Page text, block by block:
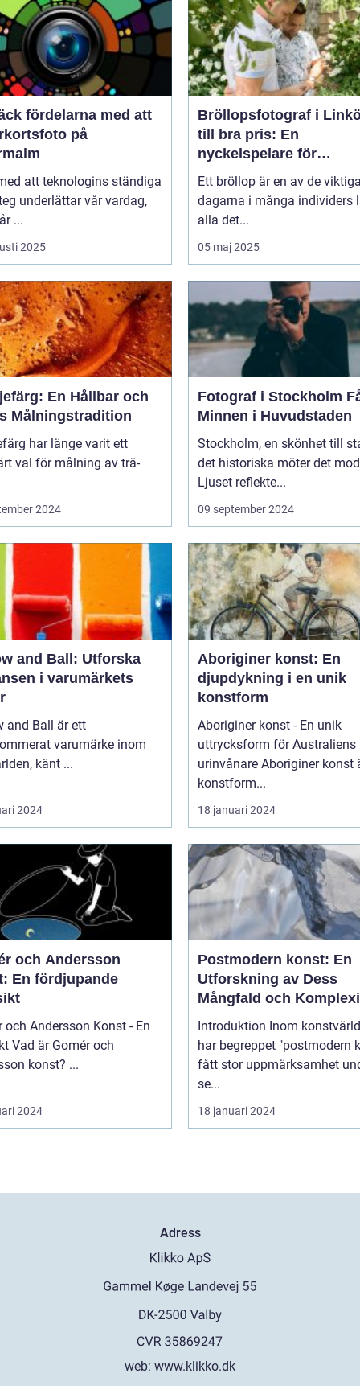
fördelarna med att
på
att teknologins ständiga
underlättar vår vardag,
...
2025
Bröllopsfotograf i
till bra pris: En
nyckelspelare för
oförglömliga minnen
Ett bröllop är en av de
dagarna i många individers
alla det...
05 maj 2025
En Hållbar och
Målningstradition
har länge varit ett
val för målning av trä-
2024
Fotograf i Stockholm Fånga
Minnen i Huvudstaden
Stockholm, en skönhet till
det historiska möter det
Ljuset reflekte...
09 september 2024
and Ball: Utforska
i varumärkets
and Ball är ett
varumärke inom
känt ...
2024
Aboriginer konst: En
djupdykning i en unik
konstform
Aboriginer konst - En unik
uttrycksform för Australiens
urinvånare Aboriginer konst är en
konstform...
18 januari 2024
och Andersson
En fördjupande
och Andersson Konst - En
och
Andersson konst? ...
2024
Postmodern konst: En
Utforskning av Dess
Mångfald och
Introduktion Inom konstvärlden
har begreppet "postmodern
fått stor uppmärksamhet
se...
18 januari 2024
Adress
web: www.klikko.dk